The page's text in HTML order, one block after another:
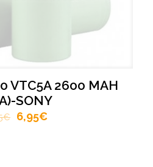
VTC5A 2600 MAH
SONY
€ 6,95€